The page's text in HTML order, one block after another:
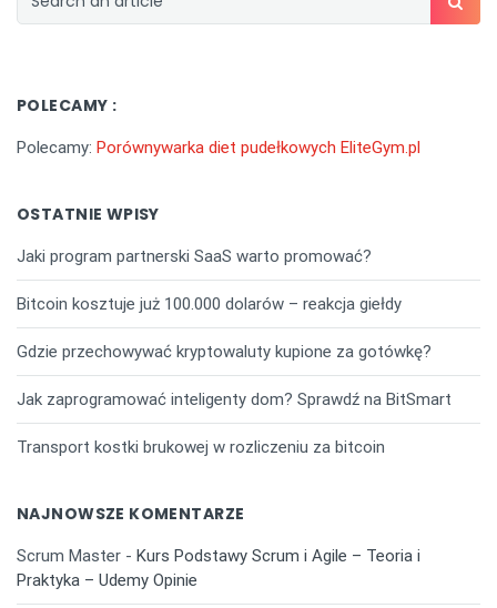
POLECAMY :
Polecamy: Porównywarka diet pudełkowych EliteGym.pl
OSTATNIE WPISY
Jaki program partnerski SaaS warto promować?
Bitcoin kosztuje już 100.000 dolarów – reakcja giełdy
Gdzie przechowywać kryptowaluty kupione za gotówkę?
Jak zaprogramować inteligenty dom? Sprawdź na BitSmart
Transport kostki brukowej w rozliczeniu za bitcoin
NAJNOWSZE KOMENTARZE
Scrum Master - Kurs Podstawy Scrum i Agile – Teoria i
Praktyka – Udemy Opinie